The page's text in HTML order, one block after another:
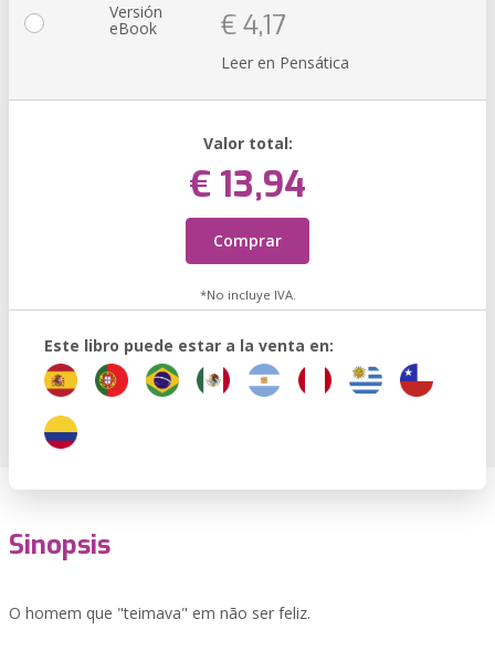
Versión
eBook € 4,17
Leer en Pensática
Valor total:
€ 13,94
Comprar
*No incluye IVA.
Este libro puede estar a la venta en:
Sinopsis
O homem que "teimava" em não ser feliz.